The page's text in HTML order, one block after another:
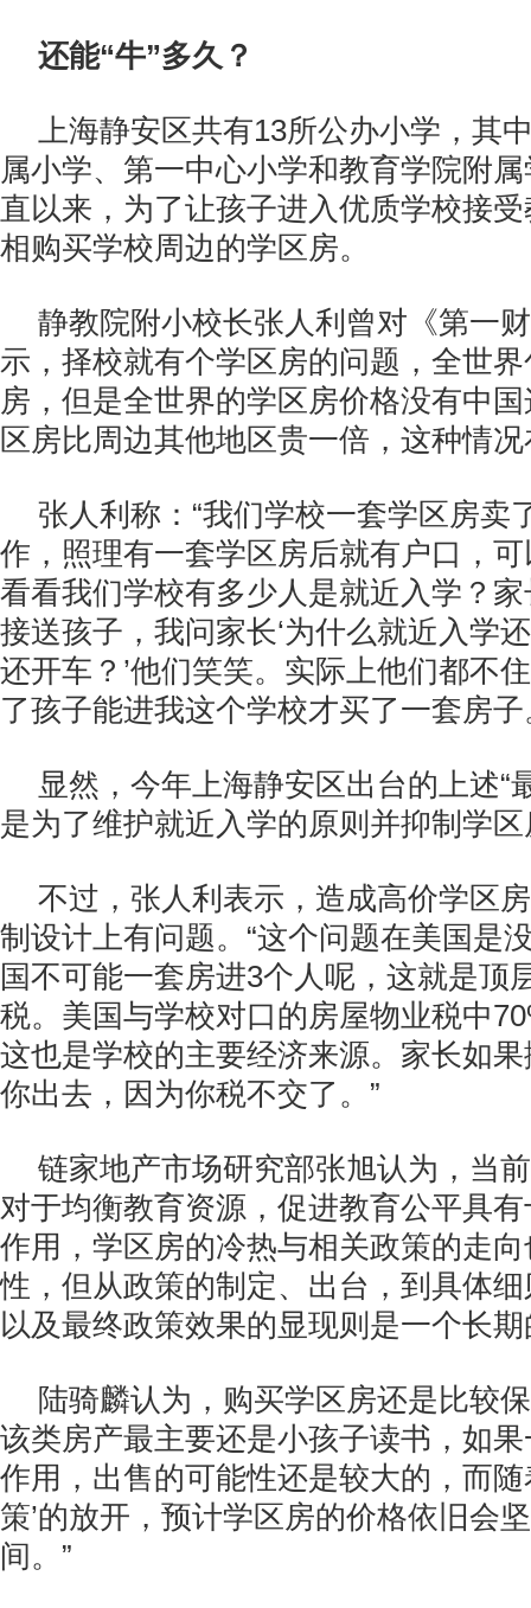
还能“牛”多久？
上海静安区共有13所公办小学，其
属小学、第一中心小学和教育学院附
直以来，为了让孩子进入优质学校接
相购买学校周边的学区房。
静教院附小校长张人利曾对《第一
示，择校就有个学区房的问题，全世
房，但是全世界的学区房价格没有中
区房比周边其他地区贵一倍，这种情
张人利称：“我们学校一套学区房卖
作，照理有一套学区房后就有户口，
看看我们学校有多少人是就近入学？
接送孩子，我问家长‘为什么就近入学
还开车？’他们笑笑。实际上他们都不
了孩子能进我这个学校才买了一套房子
显然，今年上海静安区出台的上述“
是为了维护就近入学的原则并抑制学
不过，张人利表示，造成高价学区
制设计上有问题。“这个问题在美国是
国不可能一套房进3个人呢，这就是
税。美国与学校对口的房屋物业税中
这也是学校的主要经济来源。家长如
你出去，因为你税不交了。”
链家地产市场研究部张旭认为，当
对于均衡教育资源，促进教育公平具
作用，学区房的冷热与相关政策的走
性，但从政策的制定、出台，到具体
以及最终政策效果的显现则是一个长
陆骑麟认为，购买学区房还是比较
该类房产最主要还是小孩子读书，如
作用，出售的可能性还是较大的，而随
策’的放开，预计学区房的价格依旧会
间。”